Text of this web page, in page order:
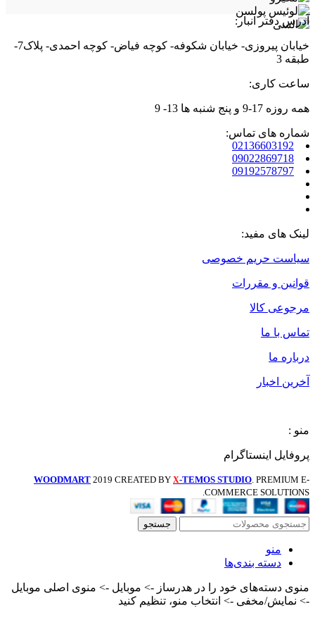
آدرس دفتر انبار:
خیابان پیروزی- خیابان شکوفه- کوچه فیاض- کوچه احمدی- پلاک7-
طبقه 3
ساعت کاری:
همه روزه 17-9 و پنج شنبه ها 13- 9
شماره های تماس:
02136603192
09022869718
09192578797
لینک های مفید:
سیاست حریم خصوصی
قوانین و مقررات
مرجوعی کالا
تماس با ما
درباره ما
آخرین اخبار
منو :
پروفایل اینستاگرام
WOODMART 2019 CREATED BY X-TEMOS STUDIO . PREMIUM E-
COMMERCE SOLUTIONS.
جستجو
منو
دسته بندی‌ها
منوی دسته‌های خود را در هدرساز -> موبایل -> منوی اصلی موبایل
-> نمایش/مخفی -> انتخاب منو، تنظیم کنید